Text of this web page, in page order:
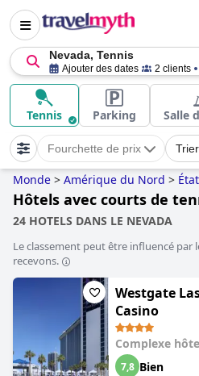
Nevada, Tennis
Ajouter des dates 2 clients
Tennis Parking Salle
Fourchette de prix
Monde > Amérique du Nord >
Hôtels avec courts de
24 HOTELS DANS LE NEVADA
Le classement peut être influencé par
recevons.
Westgate
Casino
Complexe
7,8 Bien